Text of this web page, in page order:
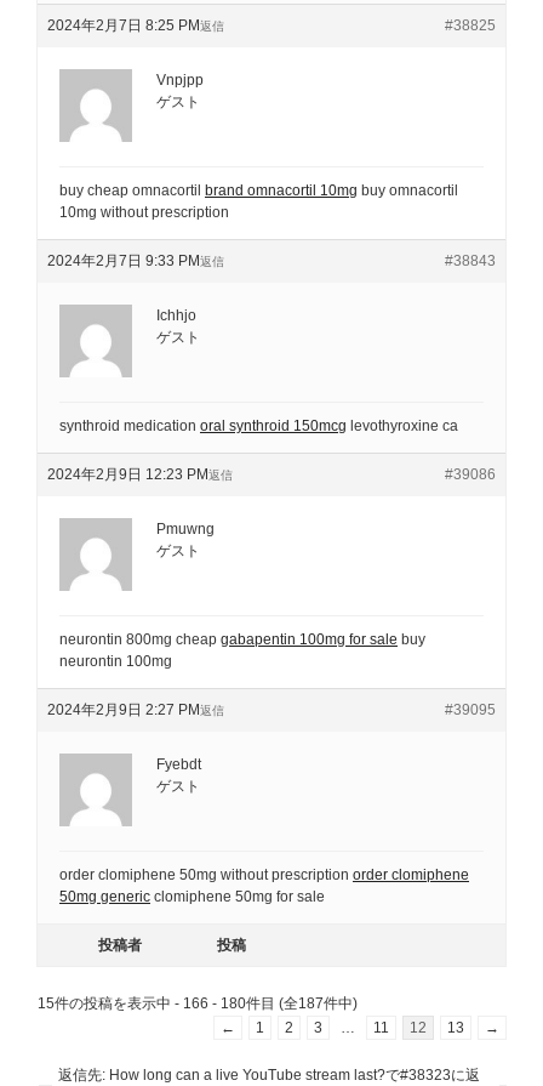
2024年2月7日 8:25 PM #38825
返信
Vnpjpp
ゲスト
buy cheap omnacortil brand omnacortil 10mg buy omnacortil
10mg without prescription
2024年2月7日 9:33 PM #38843
返信
Ichhjo
ゲスト
synthroid medication oral synthroid 150mcg levothyroxine ca
2024年2月9日 12:23 PM #39086
返信
Pmuwng
ゲスト
neurontin 800mg cheap gabapentin 100mg for sale buy
neurontin 100mg
2024年2月9日 2:27 PM #39095
返信
Fyebdt
ゲスト
order clomiphene 50mg without prescription order clomiphene
50mg generic clomiphene 50mg for sale
投稿者 投稿
15件の投稿を表示中 - 166 - 180件目 (全187件中)
←
1 2 3 11 12 13 →
返信先: How long can a live YouTube stream last?で#38323に返